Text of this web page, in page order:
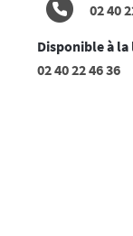
02 40
Disponible à
02 40 22 46 36